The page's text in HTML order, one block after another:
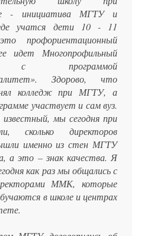
- инициатива МГТУ и
учатся дети 10 - 11
профориентационный
идет Многопрофильный
с программой
Здорово, что
колледж при МГТУ, а
участвует и сам вуз.
мы сегодня при
сколько директоров
именно из стен МГТУ
а это – знак качества. Я
как раз мы общались с
ММК, которые
в школе и центрах